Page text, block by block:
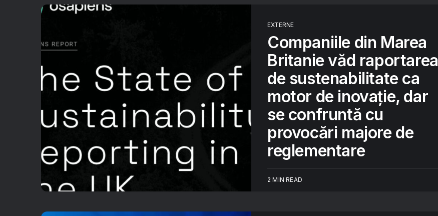
EXTERNE
Companiile din Marea
Britanie văd raportarea
de sustenabilitate ca
motor de inovație, dar
se confruntă cu
provocări majore de
reglementare
2 MIN READ